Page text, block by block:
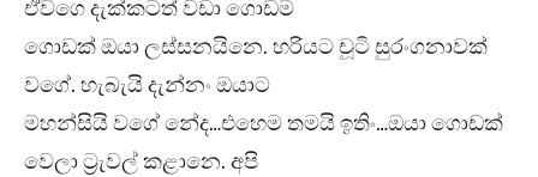
ඒවගෙ දැක්කටත් වඩා ගොඩම
ගොඩක් ඔයා ලස්සනයිනෙ. හරියට චූටි සුරංගනාවක්
වගේ. හැබැයි දැන්නං ඔයාට
මහන්සියි වගේ නේද…එහෙම තමයි ඉතිං…ඔයා ගොඩක්
වෙලා ට්‍රැවල් කළානෙ. අපි